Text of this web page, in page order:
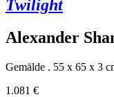
Twilight
Alexander
Gemälde . 55 x 65 x 3
1.081 €